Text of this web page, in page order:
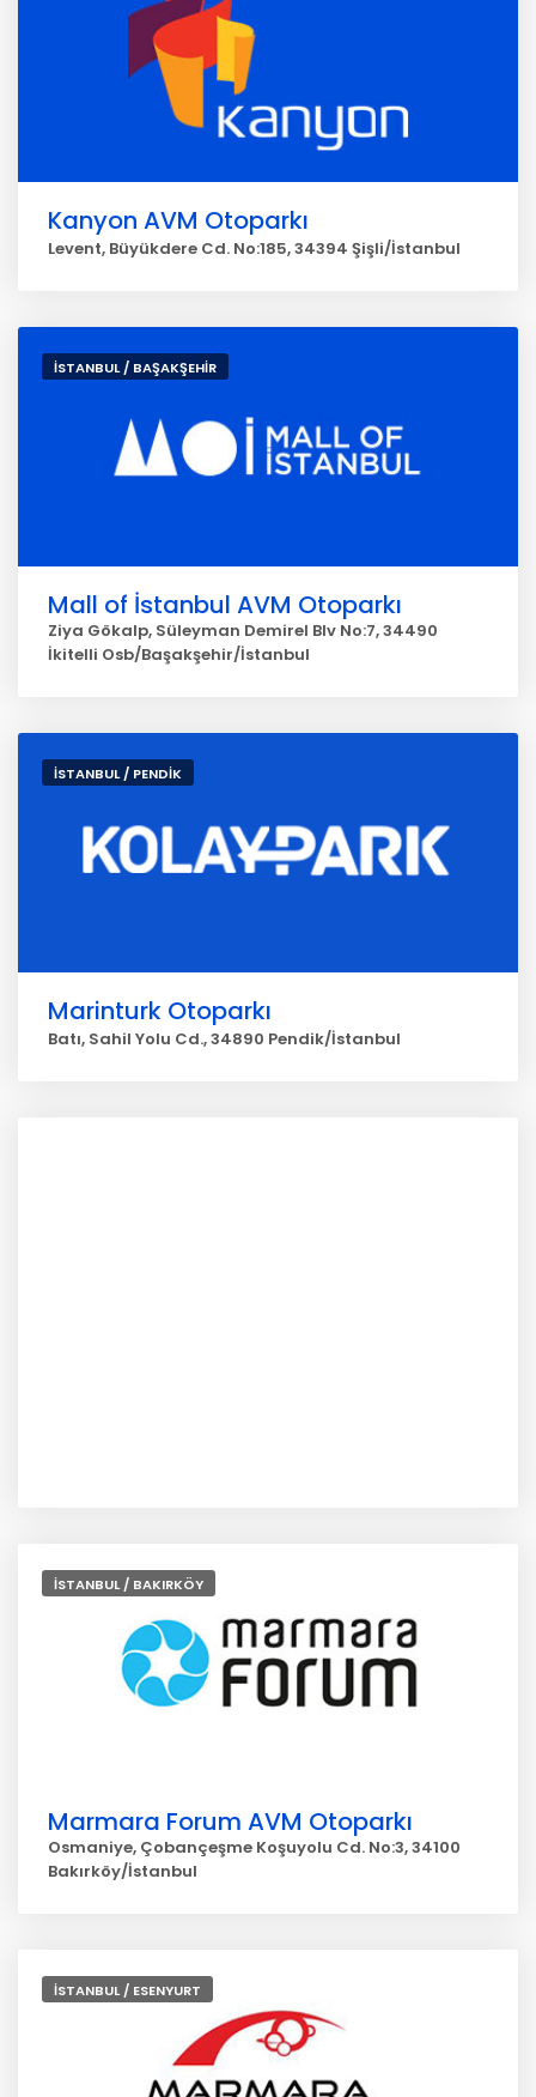
Kanyon AVM Otoparkı
Levent, Büyükdere Cd. No:185, 34394 Şişli/İstanbul
İSTANBUL / BAŞAKŞEHİR
Mall of İstanbul AVM Otoparkı
Ziya Gökalp, Süleyman Demirel Blv No:7, 34490
İkitelli Osb/Başakşehir/İstanbul
İSTANBUL / PENDİK
Marinturk Otoparkı
Batı, Sahil Yolu Cd., 34890 Pendik/İstanbul
İSTANBUL / BAKIRKÖY
Marmara Forum AVM Otoparkı
Osmaniye, Çobançeşme Koşuyolu Cd. No:3, 34100
Bakırköy/İstanbul
İSTANBUL / ESENYURT